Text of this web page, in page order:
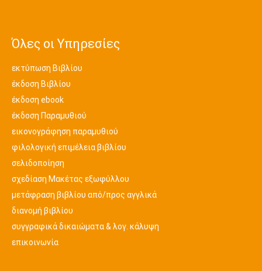
Όλες οι Υπηρεσίες
εκτύπωση Βιβλίου
έκδοση Βιβλίου
έκδοση ebook
έκδοση Παραμυθιού
εικονογράφηση παραμυθιού
φιλολογική επιμέλεια βιβλίου
σελιδοποίηση
σχεδίαση Μακέτας εξωφύλλου
μετάφραση βιβλίου από/προς αγγλικά
διανομή βιβλίου
συγγραφικά δικαιώματα & λογ. κάλυψη
επικοινωνία